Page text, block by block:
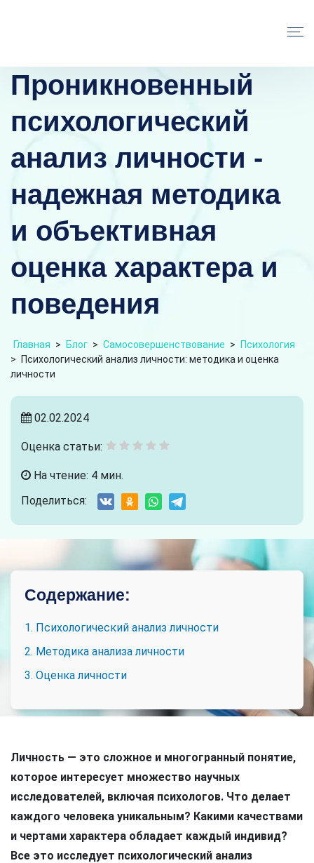
Проникновенный
психологический
анализ личности -
надежная методика
и объективная
оценка характера и
поведения
Главная > Блог > Самосовершенствование >
Психология
>
Психологический анализ личности: методика и оценка
личности
02.02.2024
Оценка статьи:
На чтение: 4 мин.
Поделиться:
Содержание:
1. Психологический анализ личности
2. Методика анализа личности
3. Оценка личности
Личность — это сложное и многогранный понятие,
которое интересует множество научных
исследователей, включая психологов. Что делает
каждого человека уникальным? Какими качествами
и чертами характера обладает каждый индивид?
Все это исследует психологический анализ